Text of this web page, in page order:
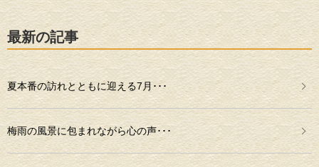
最新の記事
夏本番の訪れとともに迎える7月･･･
梅雨の風景に包まれながら心の声･･･